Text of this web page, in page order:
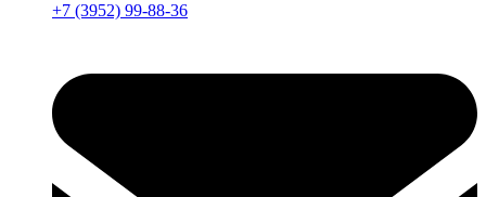
+7 (3952) 99-88-36